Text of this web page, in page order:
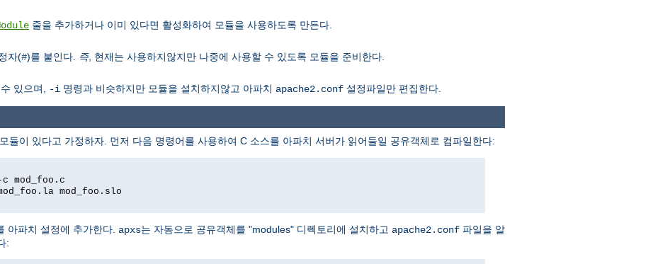
줄을 추가하거나 이미 있다면 활성화하여 모듈을 사용하도록 만든다.
자(#)를 붙인다. 즉, 현재는 사용하지않지만 나중에 사용할 수 있도록 모듈을 준비한다.
있으며, -i 명령과 비슷하지만 모듈을 설치하지않고 아파치 apache2.conf 설정파일만 편집한다.
듈이 있다고 가정하자. 먼저 다음 명령어를 사용하여 C 소스를 아파치 서버가 읽어들일 공유객체로 컴파일한다:
mod_foo.c
mod_foo.slo
아파치 설정에 추가한다. apxs는 자동으로 공유객체를 "modules" 디렉토리에 설치하고 apache2.conf 파일을 알
: